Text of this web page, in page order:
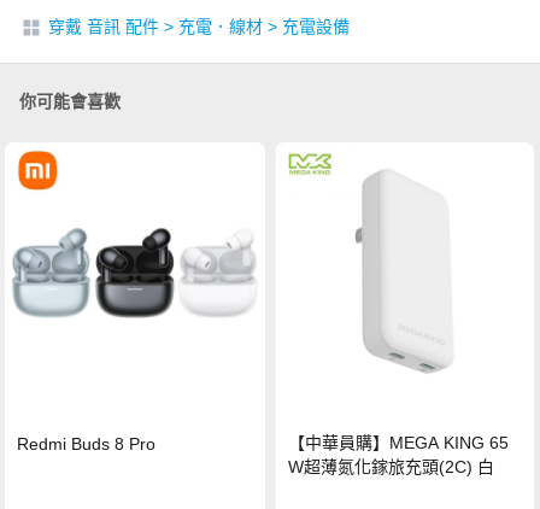
穿戴 音訊 配件 > 充電．線材 > 充電設備
你可能會喜歡
Redmi Buds 8 Pro
【中華員購】MEGA KING 65
W超薄氮化鎵旅充頭(2C) 白